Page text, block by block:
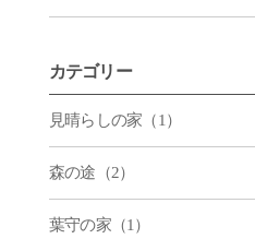
カテゴリー
見晴らしの家（1）
森の途（2）
葉守の家（1）